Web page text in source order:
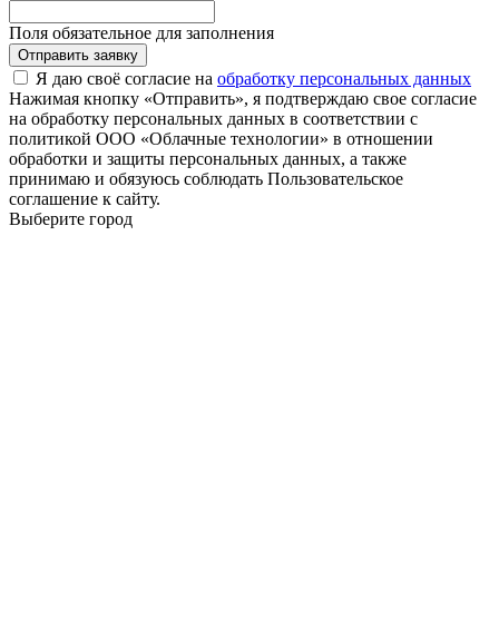
Поля обязательное для заполнения
Отправить заявку
Я даю своё согласие на обработку персональных данных
Нажимая кнопку «Отправить», я подтверждаю свое согласие
на обработку персональных данных в соответствии с
политикой ООО «Облачные технологии» в отношении
обработки и защиты персональных данных, а также
принимаю и обязуюсь соблюдать Пользовательское
соглашение к сайту.
Выберите город